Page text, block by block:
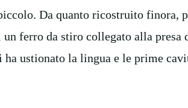
Da quanto ricostruito finora,
ferro da stiro collegato alla presa
ha ustionato la lingua e le prime